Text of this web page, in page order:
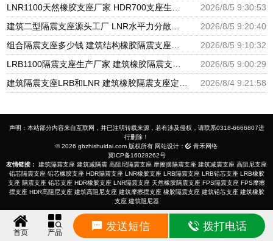
LNR1100天然橡胶支座厂家 HDR700支座生产厂家 建筑分散力型隔震支座源头工厂
2026/8/5 9:30:53
建筑二型隔震支座源头工厂 LNR水平力分散力型橡胶隔震支座 摩擦摆球型减隔震支座源头工厂
2026/8/5 9:20:40
组合隔震支座多少钱 建筑结构橡胶隔震支座源头工厂 LNR系列隔震支座厂家
2026/8/5 9:10:32
LRB1100隔震支座生产厂家 建筑橡胶隔震支座LNR700生产厂家 隔震橡胶支座的价格
2026/8/5 9:00:29
建筑隔震支座LRB和LNR 建筑橡胶隔震支座定做厂家 LNR1200橡胶隔震支座什么价格
2026/8/4 9:21:58
首页 产品 发送短信 拨打电话
声明：本站部分内容来自互联网，并已注明转载来源，若有涉及侵权，请联系0318-6666807进
行删除！
© 2026 gbzhishuidai.com 版权所有 网站设计：
青禾网络
冀ICP备16028262号
友情链接：
建筑隔震支座 建筑减隔震 高阻尼隔震支座 摩擦摆隔震支座 建筑减震支座 高阻尼支座
铅芯隔震支座 铅芯橡胶支座 HDR隔震支座 LNR橡胶支座 LRB隔震支座 LRB铅芯支座 LRB橡胶
支座 隔震支座 铅芯支座 HDR橡胶支座 LNR隔震支座 天然橡胶隔震支座 FPS隔震支座 FPS摩擦
摆支座 HDR高阻尼支座 建筑高阻尼支座 建筑摩擦摆支座 橡胶隔震支座 建筑铅芯支座 建筑橡胶
支座 建筑阻尼器